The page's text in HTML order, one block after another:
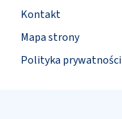
Kontakt
Mapa strony
Polityka prywatności